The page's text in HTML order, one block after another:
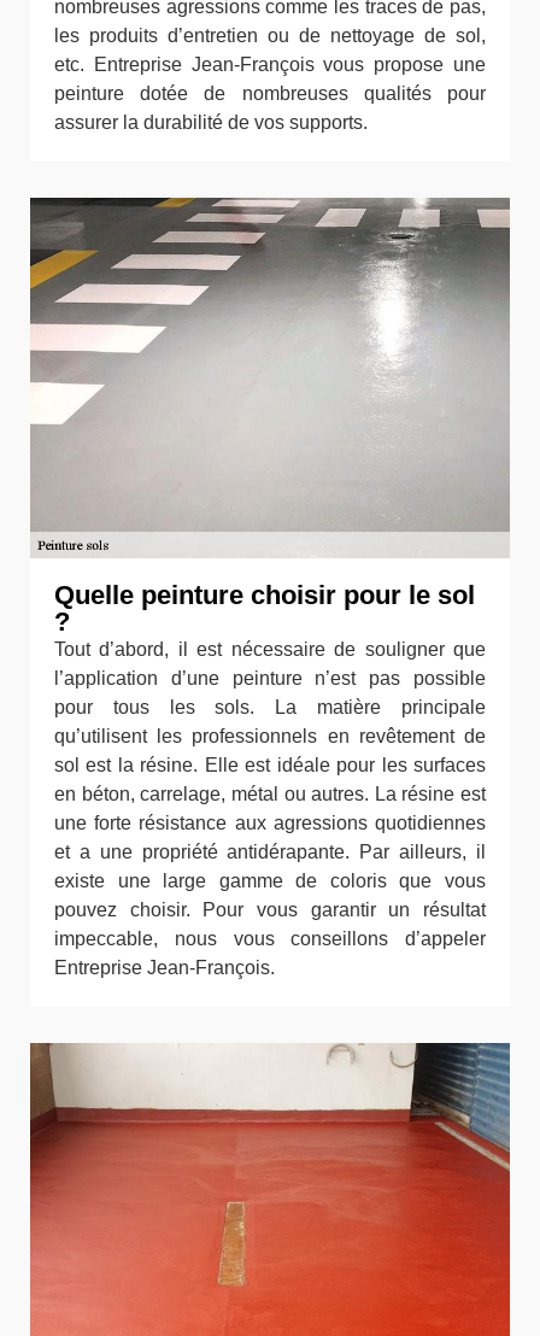
nombreuses agressions comme les traces de pas,
les produits d’entretien ou de nettoyage de sol,
etc. Entreprise Jean-François vous propose une
peinture dotée de nombreuses qualités pour
assurer la durabilité de vos supports.
Quelle peinture choisir pour le sol
?
Tout d’abord, il est nécessaire de souligner que
l’application d’une peinture n’est pas possible
pour tous les sols. La matière principale
qu’utilisent les professionnels en revêtement de
sol est la résine. Elle est idéale pour les surfaces
en béton, carrelage, métal ou autres. La résine est
une forte résistance aux agressions quotidiennes
et a une propriété antidérapante. Par ailleurs, il
existe une large gamme de coloris que vous
pouvez choisir. Pour vous garantir un résultat
impeccable, nous vous conseillons d’appeler
Entreprise Jean-François.